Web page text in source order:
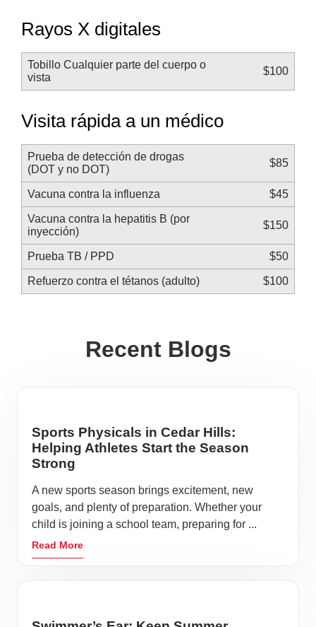
Rayos X digitales
Tobillo Cualquier parte del cuerpo o
vista
$100
Visita rápida a un médico
Prueba de detección de drogas
(DOT y no DOT)
$85
Vacuna contra la influenza $45
Vacuna contra la hepatitis B (por
inyección)
$150
Prueba TB / PPD $50
Refuerzo contra el tétanos (adulto) $100
Recent Blogs
Sports Physicals in Cedar Hills:
Helping Athletes Start the Season
Strong
A new sports season brings excitement, new
goals, and plenty of preparation. Whether your
child is joining a school team, preparing for ...
Read More